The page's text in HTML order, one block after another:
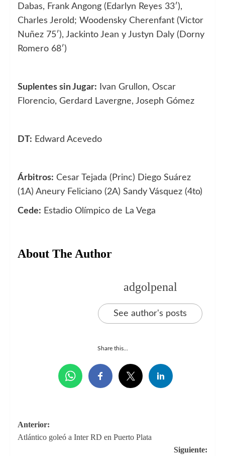
Dabas, Frank Angong (Edarlyn Reyes 33′),
Charles Jerold; Woodensky Cherenfant (Victor
Nuñez 75′), Jackinto Jean y Justyn Daly (Dorny
Romero 68′)
Suplentes sin Jugar: Ivan Grullon, Oscar
Florencio, Gerdard Lavergne, Joseph Gómez
DT: Edward Acevedo
Árbitros: Cesar Tejada (Princ) Diego Suárez
(1A) Aneury Feliciano (2A) Sandy Vásquez (4to)
Cede: Estadio Olímpico de La Vega
About The Author
adgolpenal
See author's posts
Share this...
Navegación
de
Anterior:
Atlántico goleó a Inter RD en Puerto Plata
Siguiente: